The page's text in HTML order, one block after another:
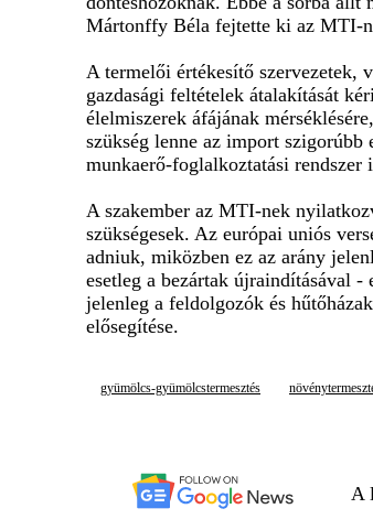
Mártonffy Béla fejtette ki az MTI-
A termelői értékesítő szervezetek,
gazdasági feltételek átalakítását
élelmiszerek áfájának
szükség lenne az import szigorúbb
munkaerő-foglalkoztatási
A szakember az MTI-nek
szükségesek. Az európai uniós
adniuk, miközben ez az arány
esetleg a bezártak újraindításával
jelenleg a feldolgozók és
elősegítése.
gyümölcs-gyümölcstermesztés
A